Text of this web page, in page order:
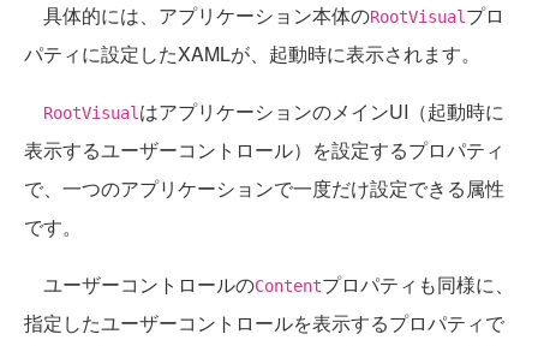
具体的には、アプリケーション本体のRootVisualプロ
パティに設定したXAMLが、起動時に表示されます。
RootVisualはアプリケーションのメインUI（起動時に
表示するユーザーコントロール）を設定するプロパティ
で、一つのアプリケーションで一度だけ設定できる属性
です。
ユーザーコントロールのContentプロパティも同様に、
指定したユーザーコントロールを表示するプロパティで